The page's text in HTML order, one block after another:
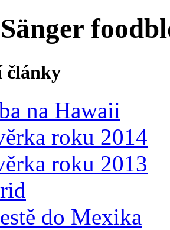
články
na Hawaii
roku 2014
roku 2013
do Mexika